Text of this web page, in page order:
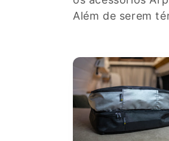
l
e
ç
ã
Além de serem